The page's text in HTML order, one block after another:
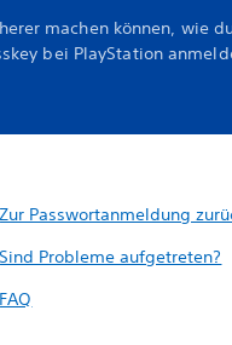
machen können, wie
bei PlayStation
Zur Passwortanmeldung
Sind Probleme aufgetreten?
FAQ